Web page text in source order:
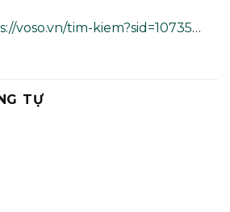
voso.vn/tim-kiem?sid=10735…
TỰ